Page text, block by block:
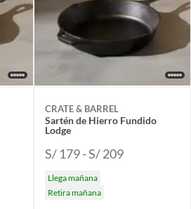
CRATE & BARREL
Sartén de Hierro Fundido
Lodge
S/ 179 - S/ 209
Llega mañana
Retira mañana